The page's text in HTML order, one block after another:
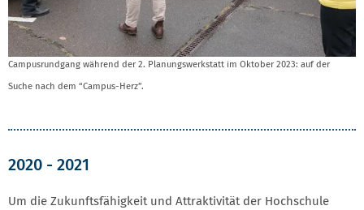
Campusrundgang während der 2. Planungswerkstatt im Oktober 2023: auf der
Suche nach dem “Campus-Herz”.
2020 - 2021
Um die Zukunftsfähigkeit und Attraktivität der Hochschule